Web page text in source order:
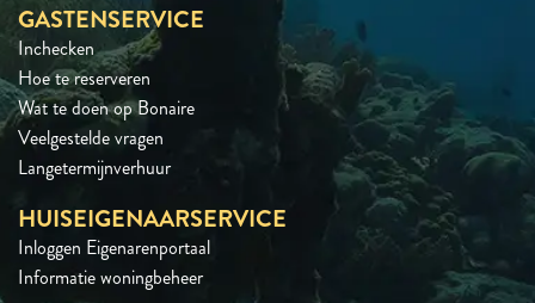
GASTENSERVICE
Inchecken
Hoe te reserveren
Wat te doen op Bonaire
Veelgestelde vragen
Langetermijnverhuur
HUISEIGENAARSERVICE
Inloggen Eigenarenportaal
Informatie woningbeheer